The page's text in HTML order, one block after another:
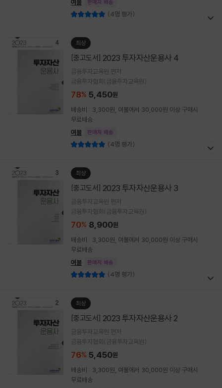
여불 판매자 배송
(4명 평가)
최상
[중고도서] 2023 투자자산운용사 4
금융투자교육원 편저
금융투자협회(금융투자교육원)
78% 5,450원
배송비 : 3,300원, 여불에서 30,000원 이상 구매시
무료배송
여불
판매자 배송
(4명 평가)
최상
[중고도서] 2023 투자자산운용사 3
금융투자교육원 편저
금융투자협회(금융투자교육원)
70% 8,900원
배송비 : 3,300원, 여불에서 30,000원 이상 구매시
무료배송
여불
판매자 배송
(4명 평가)
최상
[중고도서] 2023 투자자산운용사 2
금융투자교육원 편저
금융투자협회(금융투자교육원)
76% 5,450원
배송비 : 3,300원, 여불에서 30,000원 이상 구매시
무료배송